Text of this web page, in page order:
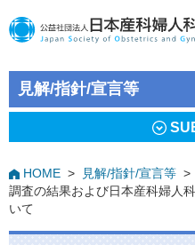
見解/指針/宣言等
HOME > 見解/指針/宣言等 >
調査の結果および日本産科婦人
いて